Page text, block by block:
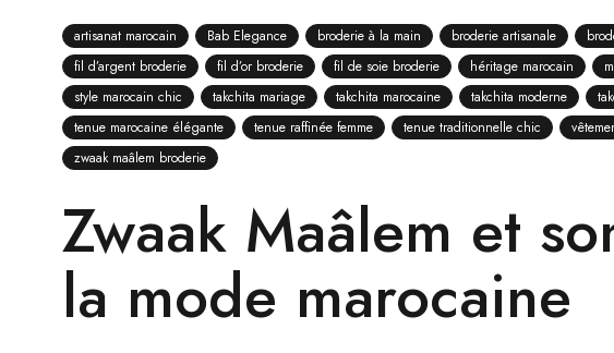
artisanat marocain Bab Elegance broderie à la main broderie artisanale
fil d’argent broderie
fil d’or broderie fil de soie broderie héritage marocain
style marocain chic
takchita mariage takchita marocaine takchita moderne
tenue marocaine élégante
tenue raffinée femme tenue traditionnelle chic
zwaak maâlem broderie
Zwaak Maâlem et
la mode marocaine